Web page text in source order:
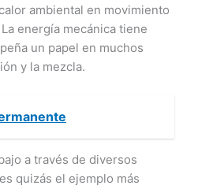
ambiental en movimiento
energía mecánica tiene
un papel en muchos
y la mezcla.
a través de diversos
quizás el ejemplo más